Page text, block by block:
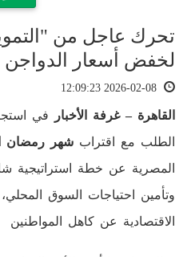
تحرك عاجل من
لخفض أسعار
القاهرة – غرفة الأخبار
في
الطلب مع اقتراب شهر رمضان
المصرية عن خطة استراتيجية
وتأمين احتياجات السوق
الاقتصادية عن كاهل المواطنين